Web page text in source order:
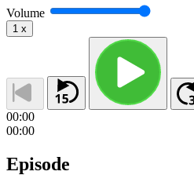
Volume
1 x
00:00
00:00
Episode